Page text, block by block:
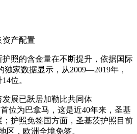
资产配置
照的含金量在不断提升，依据国际
家数据显示，从2009—2019年，
位。
展已跃居加勒比共同体
位为巴拿马，这是近40年来，圣基
护照免签国方面，圣基茨护照目前
区，欧洲全境免签。